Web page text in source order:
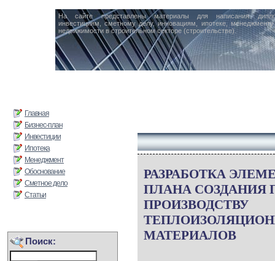
На сайте представлены материалы для написания
инвестициям, сметному делу, инновациям, ипотеке,
недвижимости в строительном секторе (строительстве).
Главная
Бизнес-план
Инвестиции
Ипотека
Менеджмент
Обоснование
Сметное дело
Статьи
Поиск:
РАЗРАБОТКА
ПЛАНА СОЗДАНИЯ
ПРОИЗВОДСТВУ
МАТЕРИАЛОВ